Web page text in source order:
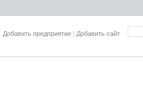
Добавить предприятие | Добавить сайт